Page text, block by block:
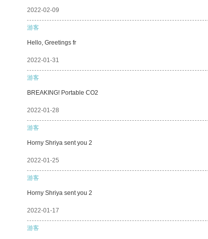
2022-02-09
游客
Hello, Greetings fr
2022-01-31
游客
BREAKING! Portable CO2
2022-01-28
游客
Horny Shriya sent you 2
2022-01-25
游客
Horny Shriya sent you 2
2022-01-17
游客